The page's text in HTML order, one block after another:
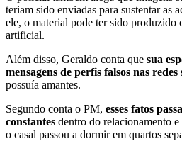
teriam sido enviadas para sustentar as
ele, o material pode ter sido produzido
artificial.
Além disso, Geraldo conta que sua
mensagens de perfis falsos nas redes
possuía amantes.
Segundo conta o PM, esses fatos
constantes dentro do relacionamento e
o casal passou a dormir em quartos